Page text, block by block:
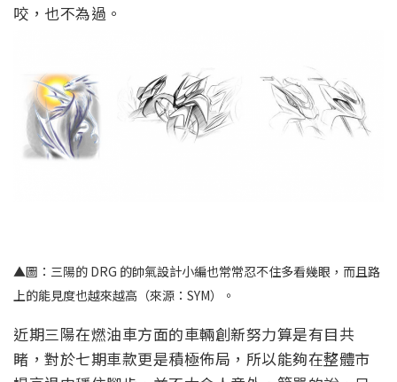
咬，也不為過。
▲圖：三陽的 DRG 的帥氣設計小編也常常忍不住多看幾眼，而且路
上的能見度也越來越高（來源：SYM）。
近期三陽在燃油車方面的車輛創新努力算是有目共
睹，對於七期車款更是積極佈局，所以能夠在整體市